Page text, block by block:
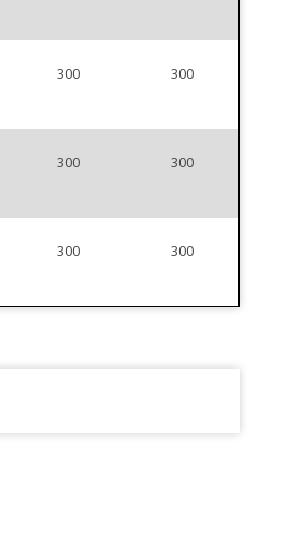
300 300
300 300
300 300